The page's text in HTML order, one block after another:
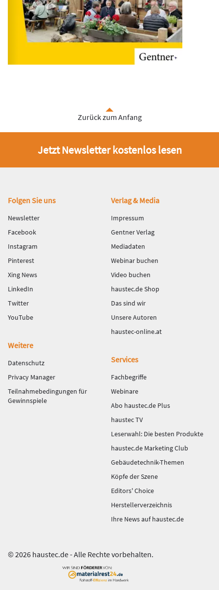
Zurück zum Anfang
Jetzt Newsletter kostenlos lesen
Fußbereich
Folgen Sie uns
Newsletter
Facebook
Instagram
Pinterest
Xing News
LinkedIn
Twitter
YouTube
Verlag & Media
Impressum
Gentner Verlag
Mediadaten
Webinar buchen
Video buchen
haustec.de Shop
Das sind wir
Unsere Autoren
haustec-online.at
Weitere
Datenschutz
Privacy Manager
Teilnahmebedingungen für
Gewinnspiele
Services
Fachbegriffe
Webinare
Abo haustec.de Plus
haustec TV
Leserwahl: Die besten Produkte
haustec.de Marketing Club
Gebäudetechnik-Themen
Köpfe der Szene
Editors' Choice
Herstellerverzeichnis
Ihre News auf haustec.de
© 2026 haustec.de - Alle Rechte vorbehalten.